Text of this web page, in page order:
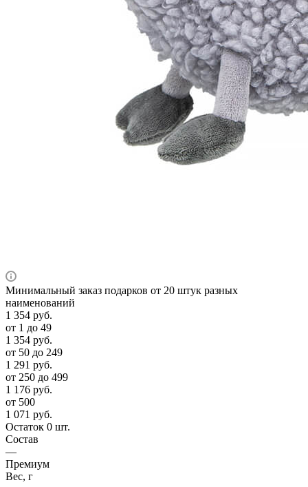
Минимальный заказ подарков от 20 штук разных
наименований
1 354 руб.
от 1 до 49
1 354 руб.
от 50 до 249
1 291 руб.
от 250 до 499
1 176 руб.
от 500
1 071 руб.
Остаток 0 шт.
Состав
—
Премиум
Вес, г